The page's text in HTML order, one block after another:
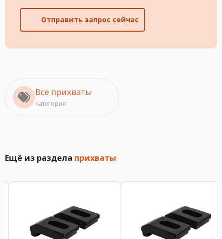
Отправить запрос сейчас
Все прихваты
Категория
Ещё из раздела прихваты